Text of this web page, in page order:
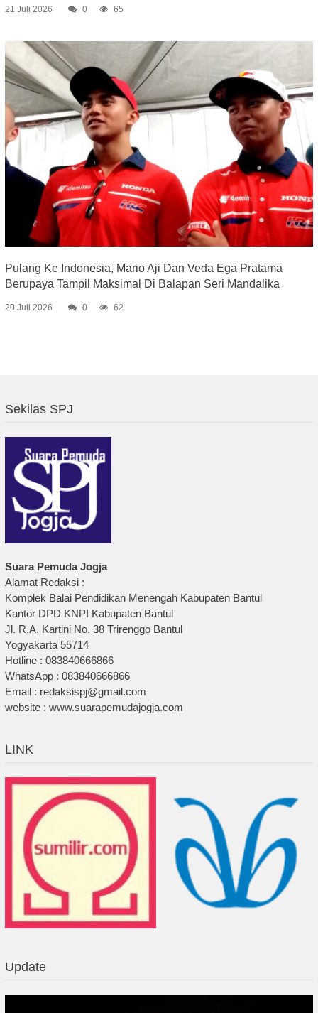
21 Juli 2026 0 65
Pulang Ke Indonesia, Mario Aji Dan Veda Ega Pratama
Berupaya Tampil Maksimal Di Balapan Seri Mandalika
20 Juli 2026 0 62
Sekilas SPJ
Suara Pemuda Jogja
Alamat Redaksi :
Komplek Balai Pendidikan Menengah Kabupaten Bantul
Kantor DPD KNPI Kabupaten Bantul
Jl. R.A. Kartini No. 38 Trirenggo Bantul
Yogyakarta 55714
Hotline : 083840666866
WhatsApp : 083840666866
Email : redaksispj@gmail.com
website : www.suarapemudajogja.com
LINK
Update